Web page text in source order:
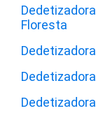
Floresta